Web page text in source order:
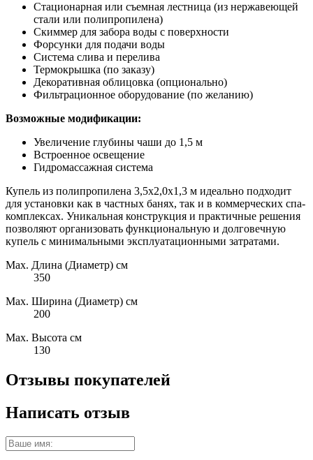
Стационарная или съемная лестница (из нержавеющей
стали или полипропилена)
Скиммер для забора воды с поверхности
Форсунки для подачи воды
Система слива и перелива
Термокрышка (по заказу)
Декоративная облицовка (опционально)
Фильтрационное оборудование (по желанию)
Возможные модификации:
Увеличение глубины чаши до 1,5 м
Встроенное освещение
Гидромассажная система
Купель из полипропилена 3,5х2,0х1,3 м идеально подходит
для установки как в частных банях, так и в коммерческих спа-
комплексах. Уникальная конструкция и практичные решения
позволяют организовать функциональную и долговечную
купель с минимальными эксплуатационными затратами.
Max. Длина (Диаметр) см
350
Max. Ширина (Диаметр) см
200
Max. Высота см
130
Отзывы покупателей
Написать отзыв